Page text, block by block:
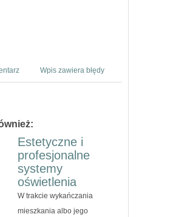
Wpis zawiera błędy
Estetyczne i
profesjonalne
systemy
oświetlenia
W trakcie wykańczania
mieszkania albo jego